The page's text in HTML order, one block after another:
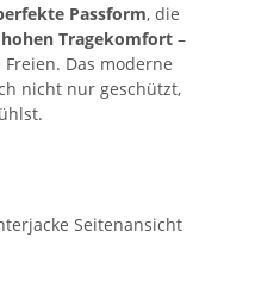
Passform, die
hohen Tragekomfort –
Das moderne
nicht nur geschützt,